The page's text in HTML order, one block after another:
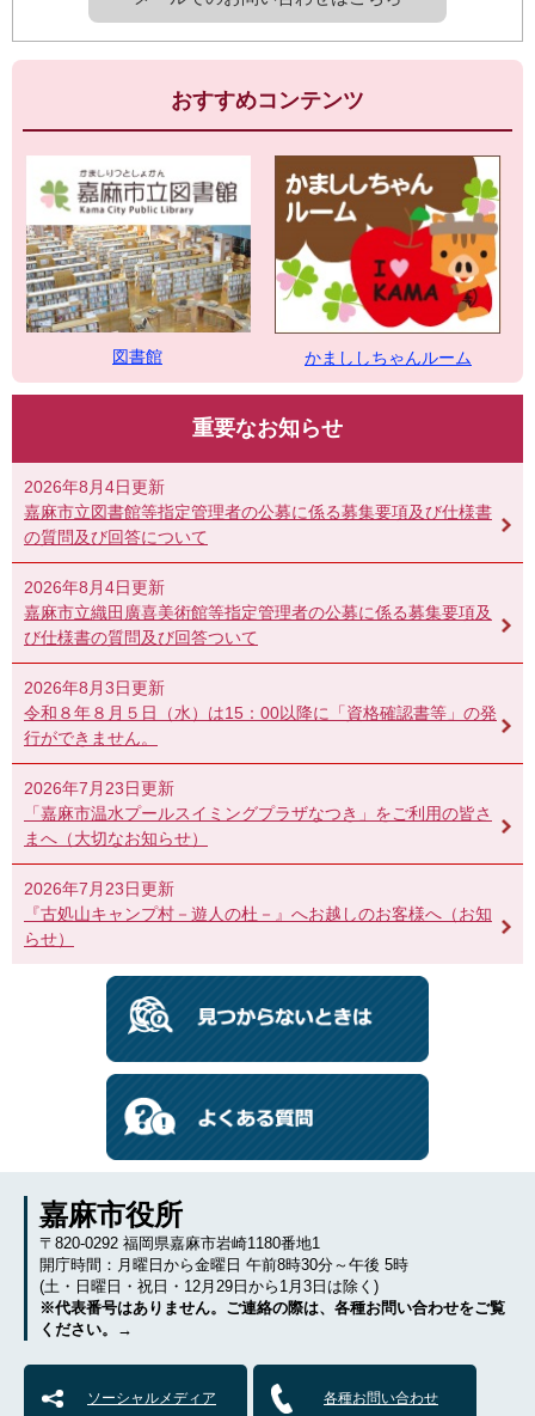
おすすめコンテンツ
図書館 かまししちゃんルーム
重要なお知らせ
2026年8月4日更新
嘉麻市立図書館等指定管理者の公募に係る募集要項及び仕様書
の質問及び回答について
2026年8月4日更新
嘉麻市立織田廣喜美術館等指定管理者の公募に係る募集要項及
び仕様書の質問及び回答ついて
2026年8月3日更新
令和８年８月５日（水）は15：00以降に「資格確認書等」の発
行ができません。
2026年7月23日更新
「嘉麻市温水プールスイミングプラザなつき」をご利用の皆さ
まへ（大切なお知らせ）
2026年7月23日更新
『古処山キャンプ村－遊人の杜－』へお越しのお客様へ（お知
らせ）
嘉麻市役所
〒820-0292 福岡県嘉麻市岩崎1180番地1
開庁時間：月曜日から金曜日 午前8時30分～午後 5時
(土・日曜日・祝日・12月29日から1月3日は除く)
※代表番号はありません。ご連絡の際は、各種お問い合わせをご覧
ください。→
ソーシャルメディア 各種お問い合わせ